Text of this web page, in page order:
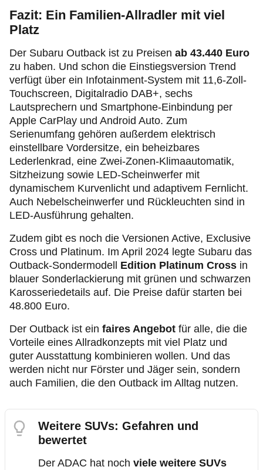
Fazit: Ein Familien-Allradler mit viel
Platz
Der Subaru Outback ist zu Preisen ab 43.440 Euro
zu haben. Und schon die Einstiegsversion Trend
verfügt über ein Infotainment-System mit 11,6-Zoll-
Touchscreen, Digitalradio DAB+, sechs
Lautsprechern und Smartphone-Einbindung per
Apple CarPlay und Android Auto. Zum
Serienumfang gehören außerdem elektrisch
einstellbare Vordersitze, ein beheizbares
Lederlenkrad, eine Zwei-Zonen-Klimaautomatik,
Sitzheizung sowie LED-Scheinwerfer mit
dynamischem Kurvenlicht und adaptivem Fernlicht.
Auch Nebelscheinwerfer und Rückleuchten sind in
LED-Ausführung gehalten.
Zudem gibt es noch die Versionen Active, Exclusive
Cross und Platinum. Im April 2024 legte Subaru das
Outback-Sondermodell Edition Platinum Cross in
blauer Sonderlackierung mit grünen und schwarzen
Karosseriedetails auf. Die Preise dafür starten bei
48.800 Euro.
Der Outback ist ein faires Angebot für alle, die die
Vorteile eines Allradkonzepts mit viel Platz und
guter Ausstattung kombinieren wollen. Und das
werden nicht nur Förster und Jäger sein, sondern
auch Familien, die den Outback im Alltag nutzen.
Weitere SUVs: Gefahren und
bewertet
Der ADAC hat noch viele weitere SUVs